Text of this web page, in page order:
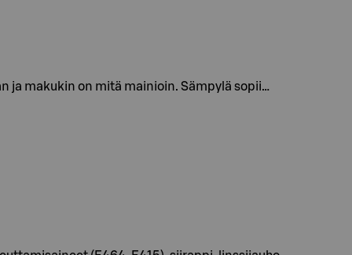
ja makukin on mitä mainioin. Sämpylä sopii…